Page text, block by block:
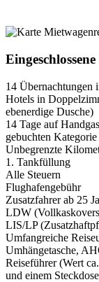
14 Übernachtungen
Hotels in
ebenerdige Dusche)
14 Tage auf
gebuchten
Unbegrenzte
1. Tankfüllung
Alle Steuern
Flughafengebühr
Zusatzfahrer ab 25
LDW
LIS/LP
Umfangreiche
Umhängetasche,
Reiseführer (Wert
und einem